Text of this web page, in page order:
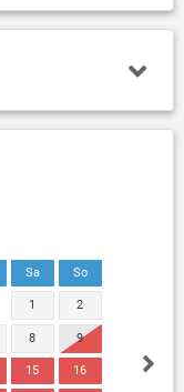
Sa So
1 2
8 9
15 16